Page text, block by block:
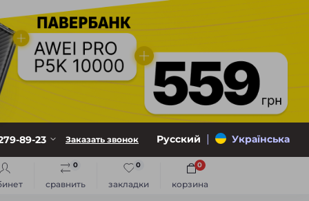
89-23 Заказать звонок Русский | Українська
сравнить
0
закладки
0
корзина
0